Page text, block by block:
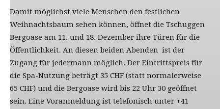
Damit möglichst viele Menschen den festlichen
Weihnachtsbaum sehen können, öffnet die Tschuggen
Bergoase am 11. und 18. Dezember ihre Türen für die
Öffentlichkeit. An diesen beiden Abenden ist der
Zugang für jedermann möglich. Der Eintrittspreis für
die Spa-Nutzung beträgt 35 CHF (statt normalerweise
65 CHF) und die Bergoase wird bis 22 Uhr 30 geöffnet
sein. Eine Voranmeldung ist telefonisch unter +41